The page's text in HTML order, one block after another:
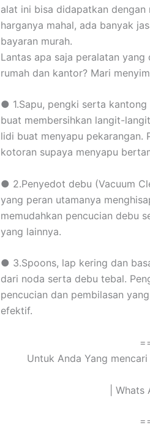
alat ini bisa didapatkan
harganya mahal, ada banyak
bayaran murah.
Lantas apa saja peralatan
rumah dan kantor? Mari
● 1.Sapu, pengki serta
buat membersihkan langit-
lidi buat menyapu pekarangan.
kotoran supaya menyapu
● 2.Penyedot debu (Vacuum
yang peran utamanya
memudahkan pencucian debu
yang lainnya.
● 3.Spoons, lap kering dan
dari noda serta debu tebal.
pencucian dan pembilasan
efektif.
Untuk Anda Yang
|